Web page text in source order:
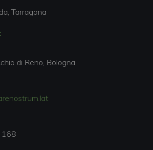
Tarragona
di Reno, Bologna